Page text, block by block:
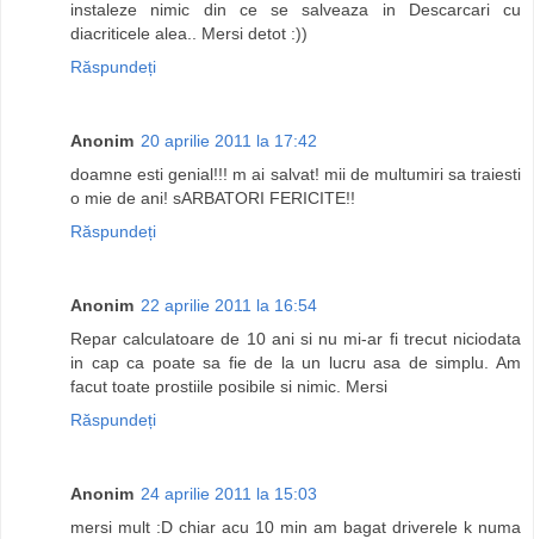
instaleze nimic din ce se salveaza in Descarcari cu
diacriticele alea.. Mersi detot :))
Răspundeți
Anonim 20 aprilie 2011 la 17:42
doamne esti genial!!! m ai salvat! mii de multumiri sa traiesti
o mie de ani! sARBATORI FERICITE!!
Răspundeți
Anonim 22 aprilie 2011 la 16:54
Repar calculatoare de 10 ani si nu mi-ar fi trecut niciodata
in cap ca poate sa fie de la un lucru asa de simplu. Am
facut toate prostiile posibile si nimic. Mersi
Răspundeți
Anonim 24 aprilie 2011 la 15:03
mersi mult :D chiar acu 10 min am bagat driverele k numa